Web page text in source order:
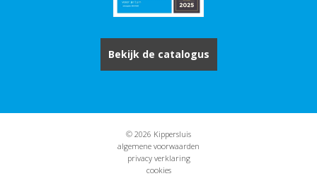
Bekijk de catalogus
© 2026 Kippersluis
algemene voorwaarden
privacy verklaring
cookies